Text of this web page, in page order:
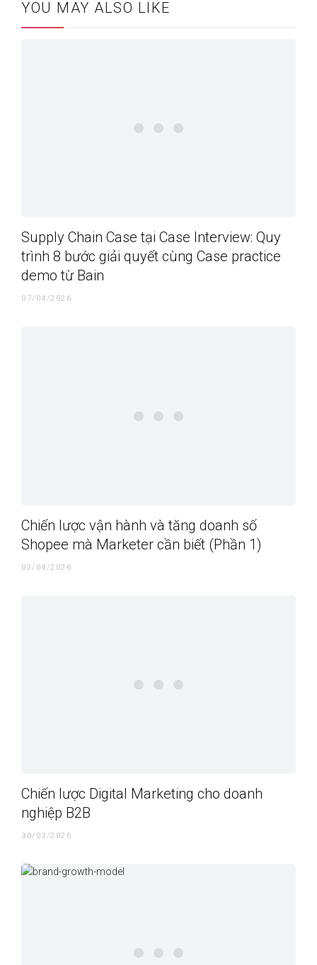
YOU MAY ALSO LIKE
Supply Chain Case tại Case Interview: Quy
trình 8 bước giải quyết cùng Case practice
demo từ Bain
07/04/2026
Chiến lược vận hành và tăng doanh số
Shopee mà Marketer cần biết (Phần 1)
02/04/2026
Chiến lược Digital Marketing cho doanh
nghiệp B2B
30/03/2026